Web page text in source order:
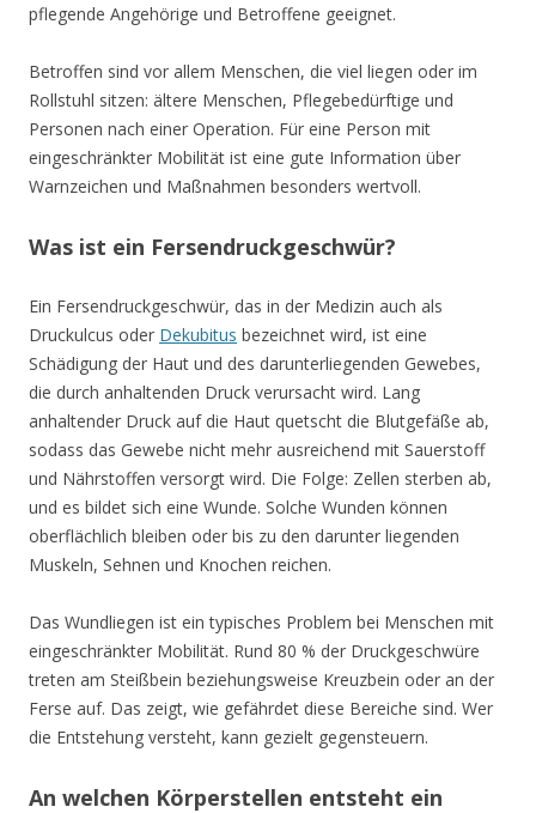
pflegende Angehörige und Betroffene geeignet.
Betroffen sind vor allem Menschen, die viel liegen oder im
Rollstuhl sitzen: ältere Menschen, Pflegebedürftige und
Personen nach einer Operation. Für eine Person mit
eingeschränkter Mobilität ist eine gute Information über
Warnzeichen und Maßnahmen besonders wertvoll.
Was ist ein Fersendruckgeschwür?
Ein Fersendruckgeschwür, das in der Medizin auch als
Druckulcus oder Dekubitus bezeichnet wird, ist eine
Schädigung der Haut und des darunterliegenden Gewebes,
die durch anhaltenden Druck verursacht wird. Lang
anhaltender Druck auf die Haut quetscht die Blutgefäße ab,
sodass das Gewebe nicht mehr ausreichend mit Sauerstoff
und Nährstoffen versorgt wird. Die Folge: Zellen sterben ab,
und es bildet sich eine Wunde. Solche Wunden können
oberflächlich bleiben oder bis zu den darunter liegenden
Muskeln, Sehnen und Knochen reichen.
Das Wundliegen ist ein typisches Problem bei Menschen mit
eingeschränkter Mobilität. Rund 80 % der Druckgeschwüre
treten am Steißbein beziehungsweise Kreuzbein oder an der
Ferse auf. Das zeigt, wie gefährdet diese Bereiche sind. Wer
die Entstehung versteht, kann gezielt gegensteuern.
An welchen Körperstellen entsteht ein